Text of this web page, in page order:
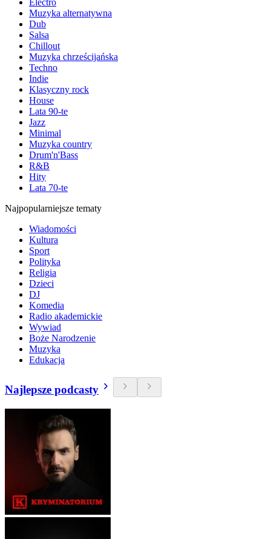
Electro
Muzyka alternatywna
Dub
Salsa
Chillout
Muzyka chrześcijańska
Techno
Indie
Klasyczny rock
House
Lata 90-te
Jazz
Minimal
Muzyka country
Drum'n'Bass
R&B
Hity
Lata 70-te
Najpopularniejsze tematy
Wiadomości
Kultura
Sport
Polityka
Religia
Dzieci
DJ
Komedia
Radio akademickie
Wywiad
Boże Narodzenie
Muzyka
Edukacja
Najlepsze podcasty